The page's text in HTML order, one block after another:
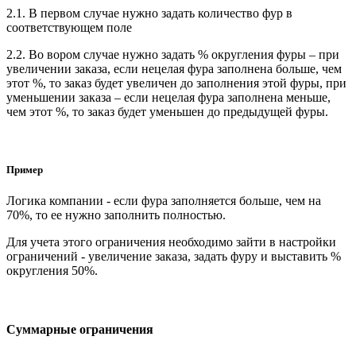
2.1. В первом случае нужно задать количество фур в
соответствующем поле
2.2. Во вором случае нужно задать % округления фуры – при
увеличении заказа, если нецелая фура заполнена больше, чем
этот %, то заказ будет увеличен до заполнения этой фуры, при
уменьшении заказа – если нецелая фура заполнена меньше,
чем этот %, то заказ будет уменьшен до предыдущей фуры.
Пример
Логика компании - если фура заполняется больше, чем на
70%, то ее нужно заполнить полностью.
Для учета этого ограничения необходимо зайти в настройки
ограничений - увеличение заказа, задать фуру и выставить %
округления 50%.
Суммарные ограничения